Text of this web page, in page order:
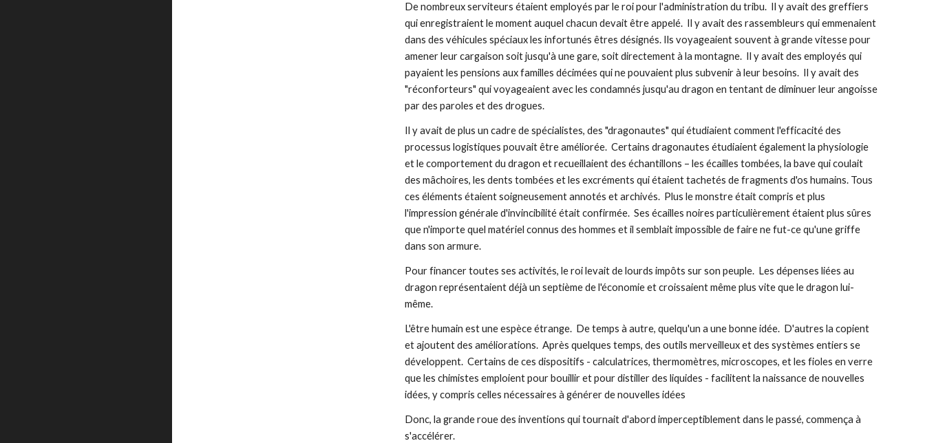
De nombreux serviteurs étaient employés par le roi pour l'administration du tribu.  Il y avait des greffiers
qui enregistraient le moment auquel chacun devait être appelé.  Il y avait des rassembleurs qui emmenaient
dans des véhicules spéciaux les infortunés êtres désignés. Ils voyageaient souvent à grande vitesse pour
amener leur cargaison soit jusqu'à une gare, soit directement à la montagne.  Il y avait des employés qui
payaient les pensions aux familles décimées qui ne pouvaient plus subvenir à leur besoins.  Il y avait des
"réconforteurs" qui voyageaient avec les condamnés jusqu'au dragon en tentant de diminuer leur angoisse
par des paroles et des drogues.
Il y avait de plus un cadre de spécialistes, des "dragonautes" qui étudiaient comment l'efficacité des
processus logistiques pouvait être améliorée.  Certains dragonautes étudiaient également la physiologie
et le comportement du dragon et recueillaient des échantillons – les écailles tombées, la bave qui coulait
des mâchoires, les dents tombées et les excréments qui étaient tachetés de fragments d'os humains. Tous
ces éléments étaient soigneusement annotés et archivés.  Plus le monstre était compris et plus
l'impression générale d'invincibilité était confirmée.  Ses écailles noires particulièrement étaient plus sûres
que n'importe quel matériel connus des hommes et il semblait impossible de faire ne fut-ce qu'une griffe
dans son armure.
Pour financer toutes ses activités, le roi levait de lourds impôts sur son peuple.  Les dépenses liées au
dragon représentaient déjà un septième de l'économie et croissaient même plus vite que le dragon lui-
même.
L'être humain est une espèce étrange.  De temps à autre, quelqu'un a une bonne idée.  D'autres la copient
et ajoutent des améliorations.  Après quelques temps, des outils merveilleux et des systèmes entiers se
développent.  Certains de ces dispositifs - calculatrices, thermomètres, microscopes, et les fioles en verre
que les chimistes emploient pour bouillir et pour distiller des liquides - facilitent la naissance de nouvelles
idées, y compris celles nécessaires à générer de nouvelles idées
Donc, la grande roue des inventions qui tournait d'abord imperceptiblement dans le passé, commença à
s'accélérer.